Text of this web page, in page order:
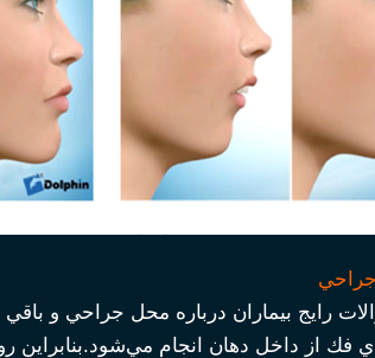
رايج بيماران درباره محل جراحي و
فك از داخل دهان انجام مي‌شود.بنابراين